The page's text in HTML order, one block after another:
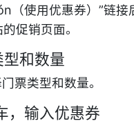
（使用优惠券）”链接
促销页面。
和数量
票类型和数量。
，输入优惠券